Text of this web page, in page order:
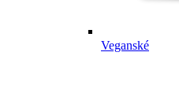
Veganské